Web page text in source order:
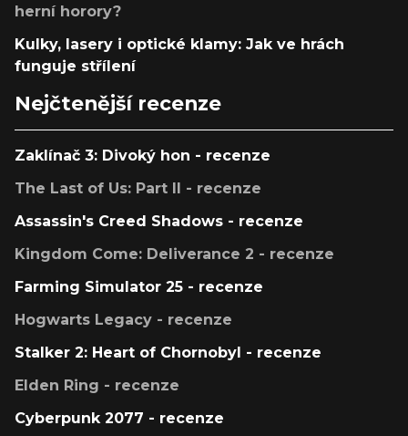
herní horory?
Kulky, lasery i optické klamy: Jak ve hrách
funguje střílení
Nejčtenější recenze
Zaklínač 3: Divoký hon - recenze
The Last of Us: Part II - recenze
Assassin's Creed Shadows - recenze
Kingdom Come: Deliverance 2 - recenze
Farming Simulator 25 - recenze
Hogwarts Legacy - recenze
Stalker 2: Heart of Chornobyl - recenze
Elden Ring - recenze
Cyberpunk 2077 - recenze